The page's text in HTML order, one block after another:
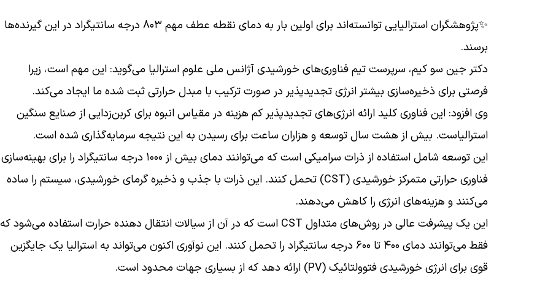
✨پژوهشگران استرالیایی توانسته‌اند برای اولین بار به دمای نقطه عطف مهم ۸۰۳ درجه سانتیگراد در این گیرنده‌ها
برسند.
دکتر جین سو کیم، سرپرست تیم فناوری‌های خورشیدی آژانس ملی علوم استرالیا می‌گوید: این مهم است، زیرا
فرصتی برای ذخیره‌سازی بیشتر انرژی تجدیدپذیر در صورت ترکیب با مبدل حرارتی ثبت شده ما ایجاد می‌کند.
وی افزود: این فناوری کلید ارائه انرژی‌های تجدیدپذیر کم هزینه در مقیاس انبوه برای کربن‌زدایی از صنایع سنگین
استرالیاست. بیش از هشت سال توسعه و هزاران ساعت برای رسیدن به این نتیجه سرمایه‌گذاری شده است.
این توسعه شامل استفاده از ذرات سرامیکی است که می‌توانند دمای بیش از ۱۰۰۰ درجه سانتیگراد را برای بهینه‌سازی
فناوری حرارتی متمرکز خورشیدی (CST) تحمل کنند. این ذرات با جذب و ذخیره گرمای خورشیدی، سیستم را ساده
می‌کنند و هزینه‌های انرژی را کاهش می‌دهند.
این یک پیشرفت عالی در روش‌های متداول CST است که در آن از سیالات انتقال دهنده حرارت استفاده می‌شود که
فقط می‌توانند دمای ۴۰۰ تا ۶۰۰ درجه سانتیگراد را تحمل کنند. این نوآوری اکنون می‌تواند به استرالیا یک جایگزین
قوی برای انرژی خورشیدی فتوولتائیک (PV) ارائه دهد که از بسیاری جهات محدود است.